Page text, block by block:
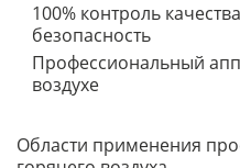
100% контроль
безопасность
Профессиональный
воздухе
Области применения